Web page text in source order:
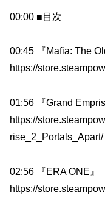
00:00 ■目次
00:45 『Mafia: The
https://
01:56 『Grand
https://
rise_2_Portals_Apart/
02:56 『ERA ONE』
https://